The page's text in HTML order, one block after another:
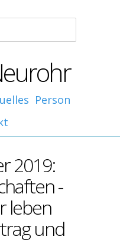
Person
2019:
-
leben
und